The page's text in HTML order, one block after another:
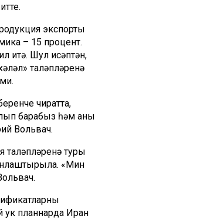
экспорты
– 15 процент.
итә. Шул исәптән,
таләпләренә
чиратта,
барабыз һәм аны
Вольвач.
таләпләренә туры
«Мин
планнарда Иран